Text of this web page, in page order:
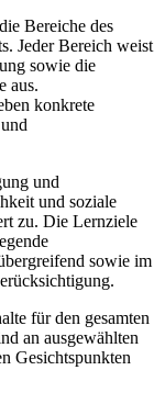
Bereiche des
Jeder Bereich weist
sowie die
aus.
konkrete
und
und soziale
zu. Die Lernziele
sowie im
für den gesamten
an ausgewählten
Gesichtspunkten